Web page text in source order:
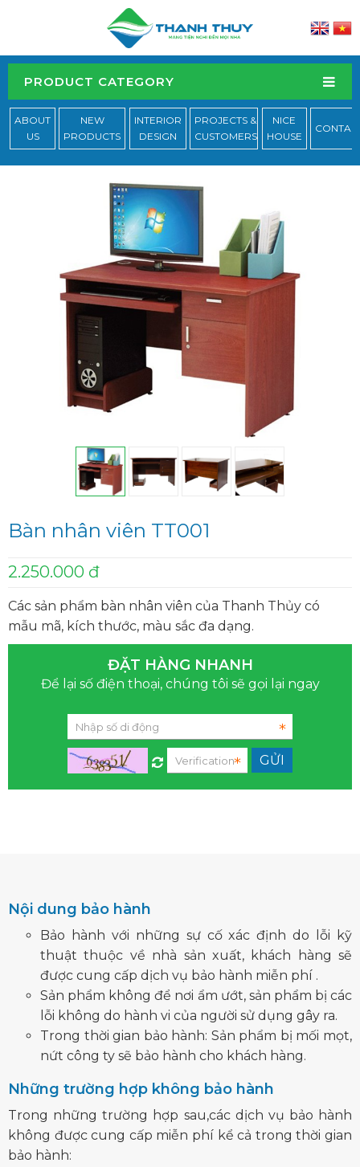
PRODUCT CATEGORY
ABOUT
US
NEW
PRODUCTS
INTERIOR
DESIGN
PROJECTS &
CUSTOMERS
NICE
HOUSE
Bàn nhân viên TT001
2.250.000 đ
Các sản phẩm bàn nhân viên của Thanh Thủy có
mẫu mã, kích thước, màu sắc đa dạng.
ĐẶT HÀNG NHANH
Để lại số điện thoại, chúng tôi sẽ gọi lại ngay
Nội dung bảo hành
Bảo hành với những sự cố xác định do lỗi kỹ
thuật thuộc về nhà sản xuất, khách hàng sẽ
được cung cấp dịch vụ bảo hành miễn phí .
Sản phẩm không để nơi ẩm ướt, sản phẩm bị các
lỗi không do hành vi của người sử dụng gây ra.
Trong thời gian bảo hành: Sản phẩm bị mối mọt,
nứt công ty sẽ bảo hành cho khách hàng.
Những trường hợp không bảo hành
Trong những trường hợp sau,các dịch vụ bảo hành
không được cung cấp miễn phí kể cả trong thời gian
bảo hành: